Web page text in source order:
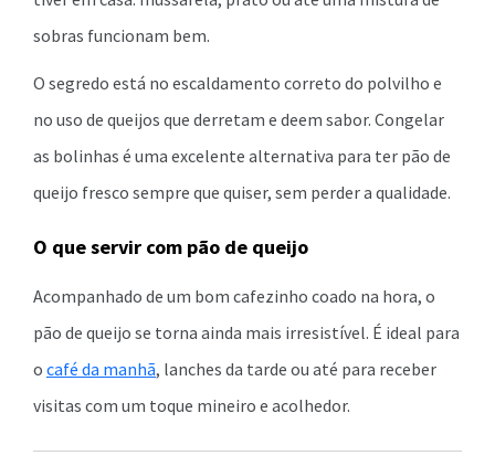
sobras funcionam bem.
O segredo está no escaldamento correto do polvilho e
no uso de queijos que derretam e deem sabor. Congelar
as bolinhas é uma excelente alternativa para ter pão de
queijo fresco sempre que quiser, sem perder a qualidade.
O que servir com pão de queijo
Acompanhado de um bom cafezinho coado na hora, o
pão de queijo se torna ainda mais irresistível. É ideal para
o café da manhã, lanches da tarde ou até para receber
visitas com um toque mineiro e acolhedor.